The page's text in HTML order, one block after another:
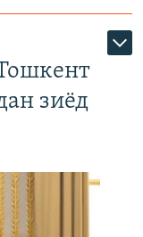
зиёд